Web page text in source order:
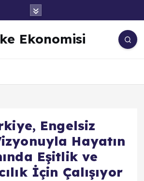
Ekonomisi
Engelsiz
Hayatın
Eşitlik ve
İçin Çalışıyor